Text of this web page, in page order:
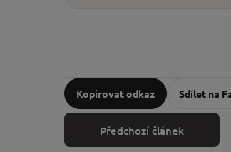
Kopírovat odkaz Sdílet na
Předchozí článek